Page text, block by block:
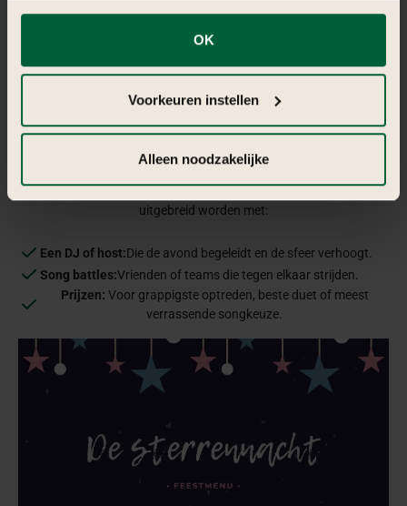
externe partners.
Klik op ‘OK’ om alle cookies te accepteren. Kies ‘Alleen
staan. Via ‘Voorkeuren instellen’ kun je per categorie
kiezen welke cookies je accepteert. Je kunt je keuze op
de kleine letters
OK
Voorkeuren instellen
Alleen noodzakelijke
De catering sluit aan bij de vrolijke, interactieve sfeer:
Hapjes:
borrelhapjes.
Cupcakes en donuts met ster decoratie.
Drankjes:
glitterbekers.
Het entertainment draait uiteraard om karaoke, maar kan
uitgebreid worden met:
Een DJ of host:Die de avond begeleidt en de sfeer verhoogt.
Song battles:Vrienden of teams die tegen elkaar strijden.
Prijzen: Voor grappigste optreden, beste duet of meest
verrassende songkeuze.